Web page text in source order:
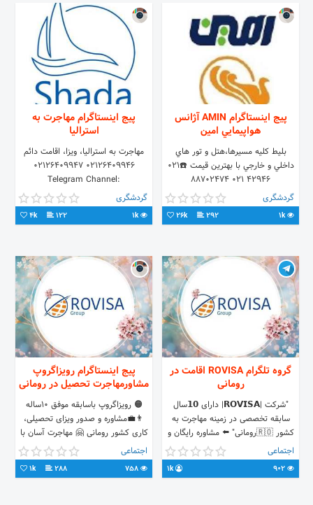
پیج اینستاگرام AMIN آژانس
هواپيمايي امين
بليط كليه مسيرها،هتل و تور هاي
داخلي و خارجي با بهترين قيمت ☎️021
42946 021 88702474
t.me/amintour
گردشگری
1k
292
26k
پیج اینستاگرام مهاجرت به
استرالیا
مهاجرت به استرالیا، ویزا، اقامت دائم
02126409946 02126409947
Telegram Channel:
https://t.me/Shadavisaگردشگری
1k
122
4k
گروه تلگرام ROVISA اقامت در
رومانی
"شرکت |𝗥𝗢𝗩𝗜𝗦𝗔| دارای 𝟭𝟬سال
سابقه تخصصی در زمینه مهاجرت به
کشور 🇷🇴رومانی" ⬅️ مشاوره رایگان و
اطلاعات بیشتر 🤗 🔵
https://t.me/ROVISA_Group 🔵
https://t.me/ROVISAGroup ✅📞
اجتماعی
1k
پیج اینستاگرام رویزاگروپ
مشاورمهاجرت تحصيل در رومانی
🟠 رویزاگروپ باسابقه موفق 10ساله
👨‍💼مشاوره و صدور ویزای تحصیلی،
کاری کشور رومانی 🤗 مهاجرت آسان با
خاطری آسوده
اجتماعی
288
1k